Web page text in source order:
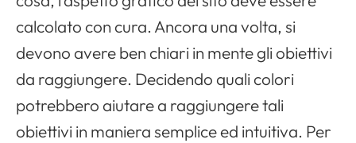
calcolato con cura. Ancora una volta, si
devono avere ben chiari in mente gli obiettivi
da raggiungere. Decidendo quali colori
potrebbero aiutare a raggiungere tali
obiettivi in maniera semplice ed intuitiva. Per
Apri il menu di navigazione